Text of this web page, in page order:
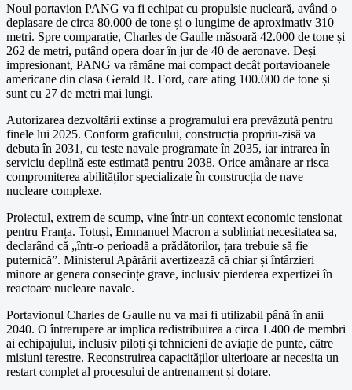
Noul portavion PANG va fi echipat cu propulsie nucleară, având o
deplasare de circa 80.000 de tone și o lungime de aproximativ 310
metri. Spre comparație, Charles de Gaulle măsoară 42.000 de tone și
262 de metri, putând opera doar în jur de 40 de aeronave. Deși
impresionant, PANG va rămâne mai compact decât portavioanele
americane din clasa Gerald R. Ford, care ating 100.000 de tone și
sunt cu 27 de metri mai lungi.
Autorizarea dezvoltării extinse a programului era prevăzută pentru
finele lui 2025. Conform graficului, construcția propriu-zisă va
debuta în 2031, cu teste navale programate în 2035, iar intrarea în
serviciu deplină este estimată pentru 2038. Orice amânare ar risca
compromiterea abilităților specializate în construcția de nave
nucleare complexe.
Proiectul, extrem de scump, vine într-un context economic tensionat
pentru Franța. Totuși, Emmanuel Macron a subliniat necesitatea sa,
declarând că „într-o perioadă a prădătorilor, țara trebuie să fie
puternică”. Ministerul Apărării avertizează că chiar și întârzieri
minore ar genera consecințe grave, inclusiv pierderea expertizei în
reactoare nucleare navale.
Portavionul Charles de Gaulle nu va mai fi utilizabil până în anii
2040. O întrerupere ar implica redistribuirea a circa 1.400 de membri
ai echipajului, inclusiv piloți și tehnicieni de aviație de punte, către
misiuni terestre. Reconstruirea capacităților ulterioare ar necesita un
restart complet al procesului de antrenament și dotare.